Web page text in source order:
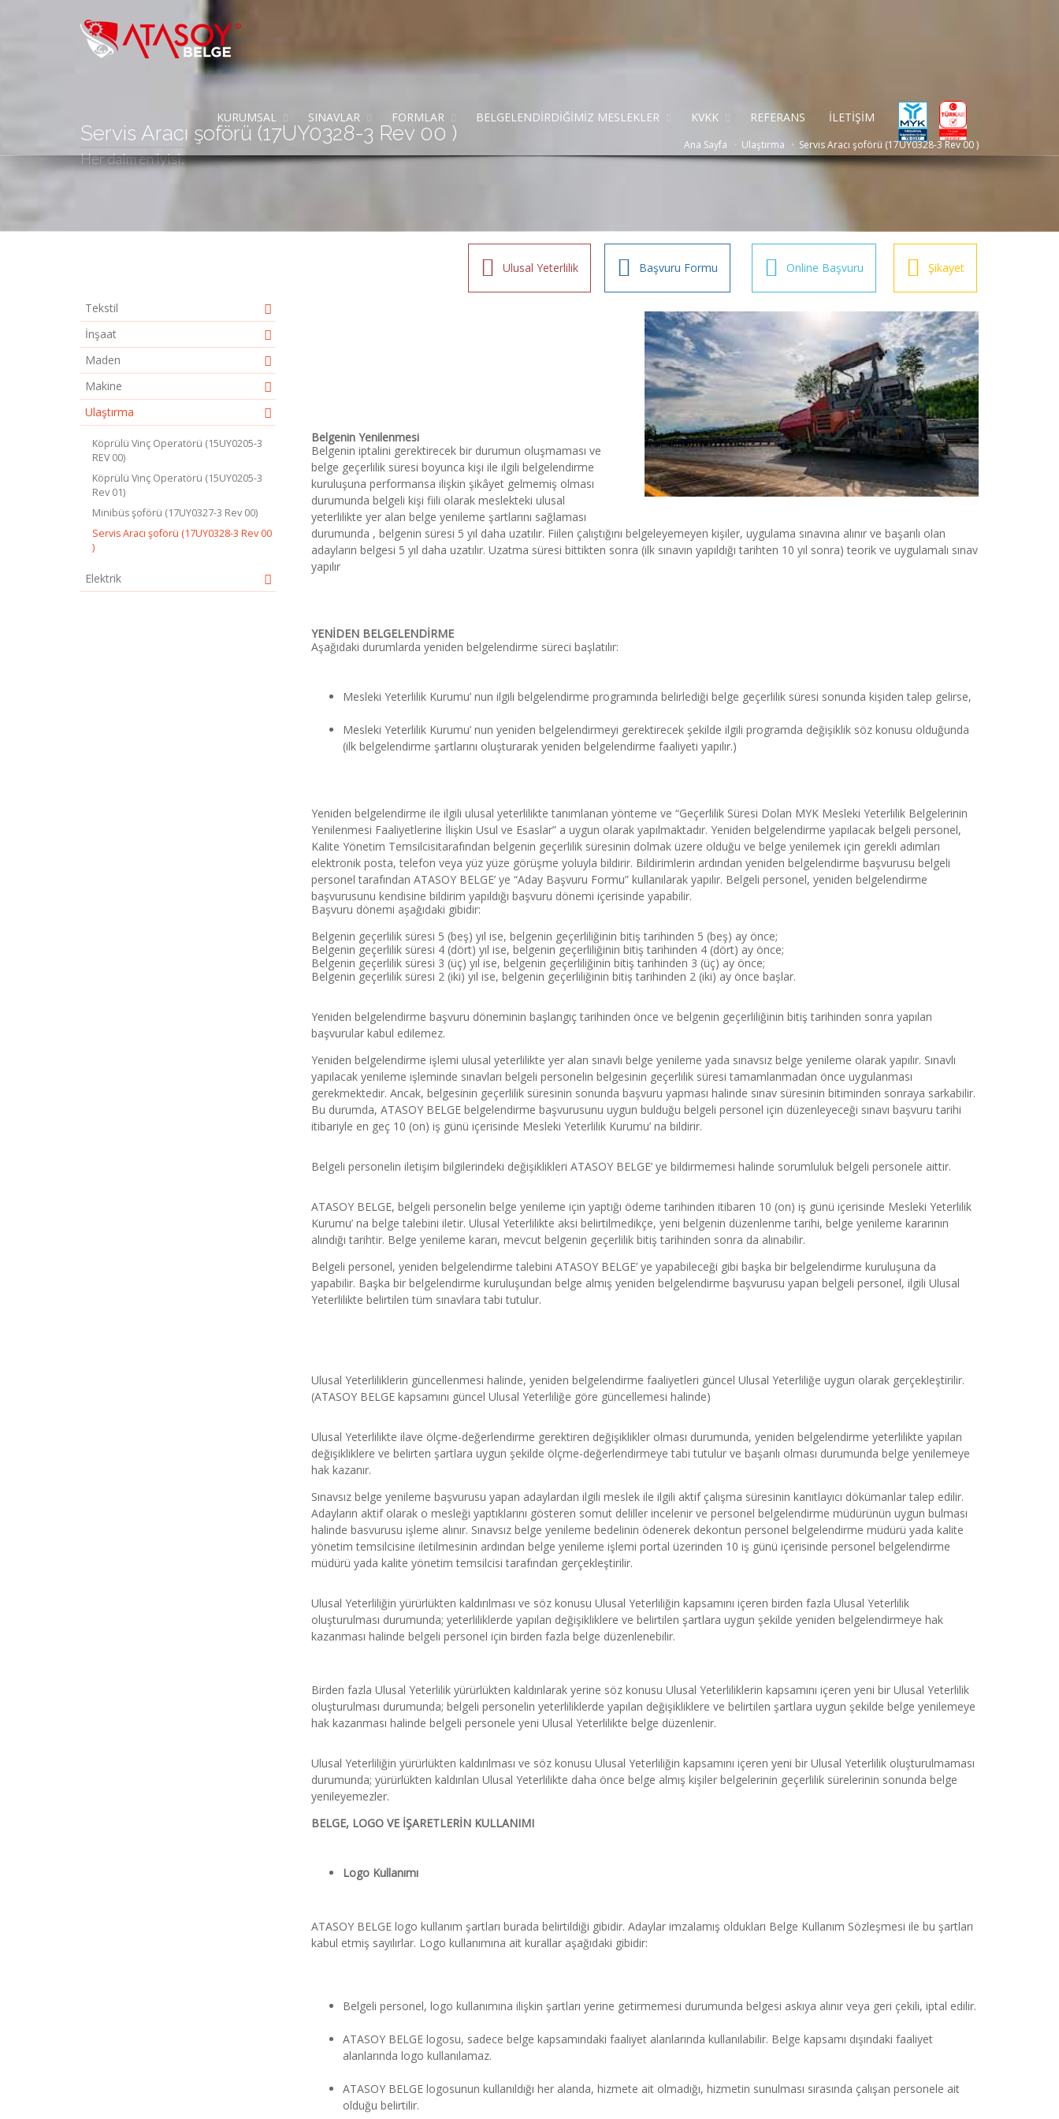
KURUMSAL SINAVLAR FORMLAR BELGELENDİRDİĞİMİZ MESLEKLER KVKK REFERANS İLETİŞİM
Servis Aracı şoförü (17UY0328-3 Rev 00 )
Her daim en iyisi.
Ana Sayfa Ulaştırma Servis Aracı şoförü (17UY0328-3 Rev 00 )
Şikayet
Online Başvuru
Başvuru Formu
Ulusal Yeterlilik
Belgenin Yenilenmesi
Belgenin iptalini gerektirecek bir durumun oluşmaması ve
belge geçerlilik süresi boyunca kişi ile ilgili belgelendirme
kuruluşuna performansa ilişkin şikâyet gelmemiş olması
durumunda belgeli kişi fiili olarak meslekteki ulusal
yeterlilikte yer alan belge yenileme şartlarını sağlaması
durumunda , belgenin süresi 5 yıl daha uzatılır. Fiilen çalıştığını belgeleyemeyen kişiler, uygulama sınavına alınır ve başarılı olan
adayların belgesi 5 yıl daha uzatılır. Uzatma süresi bittikten sonra (ilk sınavın yapıldığı tarihten 10 yıl sonra) teorik ve uygulamalı sınav
yapılır
YENİDEN BELGELENDİRME
Aşağıdaki durumlarda yeniden belgelendirme süreci başlatılır:
Mesleki Yeterlilik Kurumu’ nun ilgili belgelendirme programında belirlediği belge geçerlilik süresi sonunda kişiden talep gelirse,
Mesleki Yeterlilik Kurumu’ nun yeniden belgelendirmeyi gerektirecek şekilde ilgili programda değişiklik söz konusu olduğunda
(ilk belgelendirme şartlarını oluşturarak yeniden belgelendirme faaliyeti yapılır.)
Yeniden belgelendirme ile ilgili ulusal yeterlilikte tanımlanan yönteme ve “Geçerlilik Süresi Dolan MYK Mesleki Yeterlilik Belgelerinin
Yenilenmesi Faaliyetlerine İlişkin Usul ve Esaslar” a uygun olarak yapılmaktadır. Yeniden belgelendirme yapılacak belgeli personel,
Kalite Yönetim Temsilcisitarafından belgenin geçerlilik süresinin dolmak üzere olduğu ve belge yenilemek için gerekli adımları
elektronik posta, telefon veya yüz yüze görüşme yoluyla bildirir. Bildirimlerin ardından yeniden belgelendirme başvurusu belgeli
personel tarafından ATASOY BELGE’ ye “Aday Başvuru Formu” kullanılarak yapılır. Belgeli personel, yeniden belgelendirme
başvurusunu kendisine bildirim yapıldığı başvuru dönemi içerisinde yapabilir.
Başvuru dönemi aşağıdaki gibidir:
Belgenin geçerlilik süresi 5 (beş) yıl ise, belgenin geçerliliğinin bitiş tarihinden 5 (beş) ay önce;
Belgenin geçerlilik süresi 4 (dört) yıl ise, belgenin geçerliliğinin bitiş tarihinden 4 (dört) ay önce;
Belgenin geçerlilik süresi 3 (üç) yıl ise, belgenin geçerliliğinin bitiş tarihinden 3 (üç) ay önce;
Belgenin geçerlilik süresi 2 (iki) yıl ise, belgenin geçerliliğinin bitiş tarihinden 2 (iki) ay önce başlar.
Yeniden belgelendirme başvuru döneminin başlangıç tarihinden önce ve belgenin geçerliliğinin bitiş tarihinden sonra yapılan
başvurular kabul edilemez.
Yeniden belgelendirme işlemi ulusal yeterlilikte yer alan sınavlı belge yenileme yada sınavsız belge yenileme olarak yapılır. Sınavlı
yapılacak yenileme işleminde sınavları belgeli personelin belgesinin geçerlilik süresi tamamlanmadan önce uygulanması
gerekmektedir. Ancak, belgesinin geçerlilik süresinin sonunda başvuru yapması halinde sınav süresinin bitiminden sonraya sarkabilir.
Bu durumda, ATASOY BELGE belgelendirme başvurusunu uygun bulduğu belgeli personel için düzenleyeceği sınavı başvuru tarihi
itibariyle en geç 10 (on) iş günü içerisinde Mesleki Yeterlilik Kurumu’ na bildirir.
Belgeli personelin iletişim bilgilerindeki değişiklikleri ATASOY BELGE’ ye bildirmemesi halinde sorumluluk belgeli personele aittir.
ATASOY BELGE, belgeli personelin belge yenileme için yaptığı ödeme tarihinden itibaren 10 (on) iş günü içerisinde Mesleki Yeterlilik
Kurumu’ na belge talebini iletir. Ulusal Yeterlilikte aksi belirtilmedikçe, yeni belgenin düzenlenme tarihi, belge yenileme kararının
alındığı tarihtir. Belge yenileme kararı, mevcut belgenin geçerlilik bitiş tarihinden sonra da alınabilir.
Belgeli personel, yeniden belgelendirme talebini ATASOY BELGE’ ye yapabileceği gibi başka bir belgelendirme kuruluşuna da
yapabilir. Başka bir belgelendirme kuruluşundan belge almış yeniden belgelendirme başvurusu yapan belgeli personel, ilgili Ulusal
Yeterlilikte belirtilen tüm sınavlara tabi tutulur.
Ulusal Yeterliliklerin güncellenmesi halinde, yeniden belgelendirme faaliyetleri güncel Ulusal Yeterliliğe uygun olarak gerçekleştirilir.
(ATASOY BELGE kapsamını güncel Ulusal Yeterliliğe göre güncellemesi halinde)
Ulusal Yeterlilikte ilave ölçme-değerlendirme gerektiren değişiklikler olması durumunda, yeniden belgelendirme yeterlilikte yapılan
değişikliklere ve belirten şartlara uygun şekilde ölçme-değerlendirmeye tabi tutulur ve başarılı olması durumunda belge yenilemeye
hak kazanır.
Sınavsız belge yenileme başvurusu yapan adaylardan ilgili meslek ile ilgili aktif çalışma süresinin kanıtlayıcı dökümanlar talep edilir.
Adayların aktif olarak o mesleği yaptıklarını gösteren somut deliller incelenir ve personel belgelendirme müdürünün uygun bulması
halinde basvurusu işleme alınır. Sınavsız belge yenileme bedelinin ödenerek dekontun personel belgelendirme müdürü yada kalite
yönetim temsilcisine iletilmesinin ardından belge yenileme işlemi portal üzerinden 10 iş günü içerisinde personel belgelendirme
müdürü yada kalite yönetim temsilcisi tarafından gerçekleştirilir.
Ulusal Yeterliliğin yürürlükten kaldırılması ve söz konusu Ulusal Yeterliliğin kapsamını içeren birden fazla Ulusal Yeterlilik
oluşturulması durumunda; yeterliliklerde yapılan değişikliklere ve belirtilen şartlara uygun şekilde yeniden belgelendirmeye hak
kazanması halinde belgeli personel için birden fazla belge düzenlenebilir.
Birden fazla Ulusal Yeterlilik yürürlükten kaldırılarak yerine söz konusu Ulusal Yeterliliklerin kapsamını içeren yeni bir Ulusal Yeterlilik
oluşturulması durumunda; belgeli personelin yeterliliklerde yapılan değişikliklere ve belirtilen şartlara uygun şekilde belge yenilemeye
hak kazanması halinde belgeli personele yeni Ulusal Yeterlilikte belge düzenlenir.
Ulusal Yeterliliğin yürürlükten kaldırılması ve söz konusu Ulusal Yeterliliğin kapsamını içeren yeni bir Ulusal Yeterlilik oluşturulmaması
durumunda; yürürlükten kaldırılan Ulusal Yeterlilikte daha önce belge almış kişiler belgelerinin geçerlilik sürelerinin sonunda belge
yenileyemezler.
BELGE, LOGO VE İŞARETLERİN KULLANIMI
Logo Kullanımı
ATASOY BELGE logo kullanım şartları burada belirtildiği gibidir. Adaylar imzalamış oldukları Belge Kullanım Sözleşmesi ile bu şartları
kabul etmiş sayılırlar. Logo kullanımına ait kurallar aşağıdaki gibidir:
Belgeli personel, logo kullanımına ilişkin şartları yerine getirmemesi durumunda belgesi askıya alınır veya geri çekili, iptal edilir.
ATASOY BELGE logosu, sadece belge kapsamındaki faaliyet alanlarında kullanılabilir. Belge kapsamı dışındaki faaliyet
alanlarında logo kullanılamaz.
ATASOY BELGE logosunun kullanıldığı her alanda, hizmete ait olmadığı, hizmetin sunulması sırasında çalışan personele ait
olduğu belirtilir.
Tekstil
İnşaat
Maden
Makine
Ulaştırma
Köprülü Vinç Operatörü (15UY0205-3
REV 00)
Köprülü Vinç Operatörü (15UY0205-3
Rev 01)
Minibüs şoförü (17UY0327-3 Rev 00)
Servis Aracı şoförü (17UY0328-3 Rev 00
)
Elektrik